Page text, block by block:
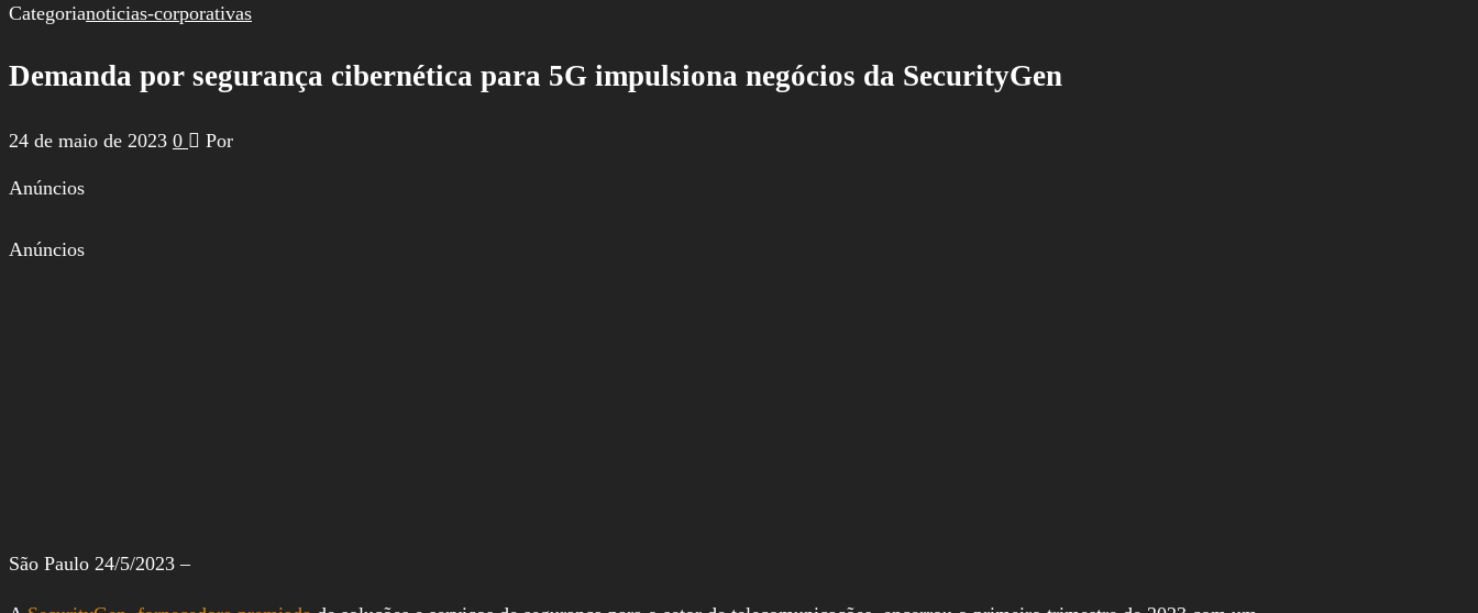
por:
Categorianoticias-corporativas
Demanda por segurança cibernética para 5G impulsiona negócios da SecurityGen
24 de maio de 2023 0 Por
Anúncios
Anúncios
São Paulo 24/5/2023 –